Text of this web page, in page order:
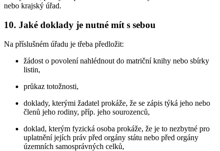
nebo krajský úřad.
10. Jaké doklady je nutné mít s sebou
Na příslušném úřadu je třeba předložit:
žádost o povolení nahlédnout do matriční knihy nebo sbírky
listin,
průkaz totožnosti,
doklady, kterými žadatel prokáže, že se zápis týká jeho nebo
členů jeho rodiny, příp. jeho sourozenců,
doklad, kterým fyzická osoba prokáže, že je to nezbytné pro
uplatnění jejích práv před orgány státu nebo před orgány
územních samosprávných celků,